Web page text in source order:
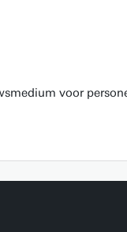
voor